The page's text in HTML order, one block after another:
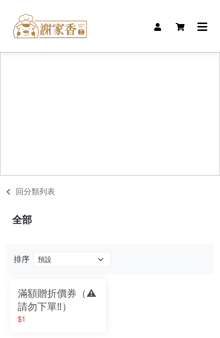
回分類列表
排序
滿額贈折價券（⚠️
請勿下單‼️）
$1
全部